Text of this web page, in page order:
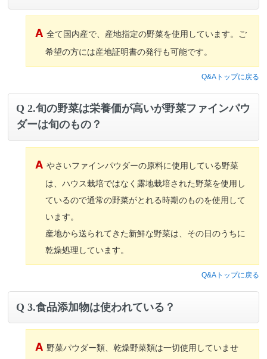
全て国内産で、産地指定の野菜を使用しています。ご
希望の方には産地証明書の発行も可能です。
Q&Aトップに戻る
2.旬の野菜は栄養価が高いが野菜ファインパウ
ダーは旬のもの？
やさいファインパウダーの原料に使用している野菜
は、ハウス栽培ではなく露地栽培された野菜を使用し
ているので通常の野菜がとれる時期のものを使用して
います。
産地から送られてきた新鮮な野菜は、その日のうちに
乾燥処理しています。
Q&Aトップに戻る
3.食品添加物は使われている？
野菜パウダー類、乾燥野菜類は一切使用していませ